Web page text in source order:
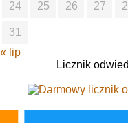
24 25 26 27
31
« lip
Licznik